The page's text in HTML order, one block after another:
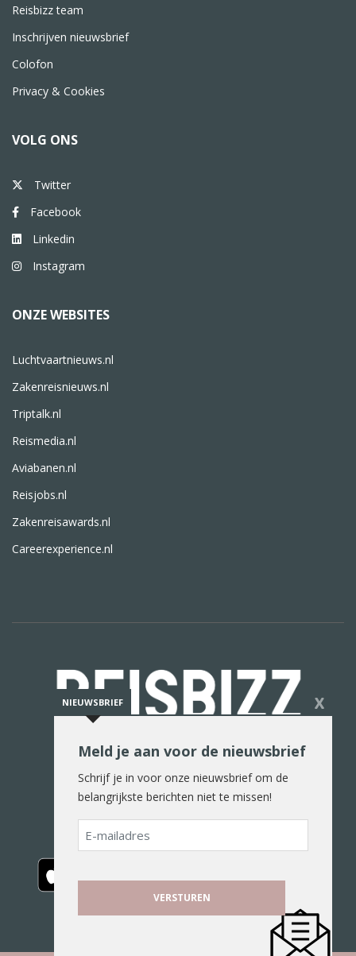
Reisbizz team
Inschrijven nieuwsbrief
Colofon
Privacy & Cookies
VOLG ONS
Twitter
Facebook
Linkedin
Instagram
ONZE WEBSITES
Luchtvaartnieuws.nl
Zakenreisnieuws.nl
Triptalk.nl
Reismedia.nl
Aviabanen.nl
Reisjobs.nl
Zakenreisawards.nl
Careerexperience.nl
De reiswereld in woord en beeld
NIEUWSBRIEF X
Meld je aan voor de nieuwsbrief
Schrijf je in voor onze nieuwsbrief om de
belangrijkste berichten niet te missen!
E-
mailadres